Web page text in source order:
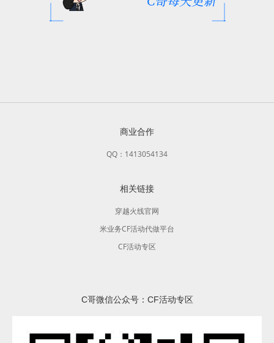
商业合作
QQ：1413054134
相关链接
穿越火线官网
米业务CF活动代做平台
CF活动专区
C哥微信公众号：CF活动专区